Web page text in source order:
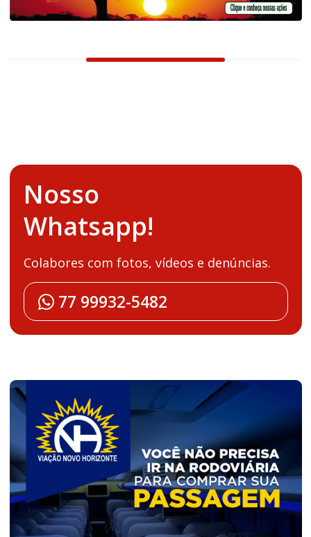
Nosso
Whatsapp!
Colabores com fotos, vídeos e denúncias.
77 99932-5482